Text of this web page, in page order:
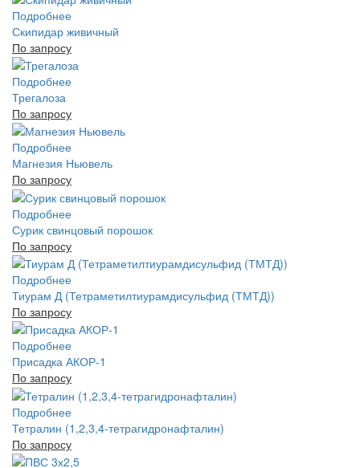
Подробнее
Скипидар живичный
По запросу
Подробнее
Трегалоза
По запросу
Подробнее
Магнезия Ньювель
По запросу
Подробнее
Сурик свинцовый порошок
По запросу
Подробнее
Тиурам Д (Тетраметилтиурамдисульфид (ТМТД))
По запросу
Подробнее
Присадка АКОР-1
По запросу
Подробнее
Тетралин (1,2,3,4-тетрагидронафталин)
По запросу